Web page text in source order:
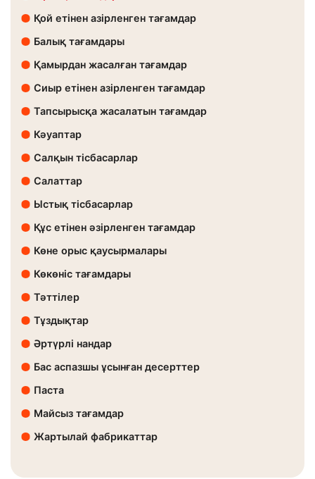
Қой етінен азірленген тағамдар
Балық тағамдары
Қамырдан жасалған тағамдар
Сиыр етінен азірленген тағамдар
Тапсырысқа жасалатын тағамдар
Кәуаптар
Салқын тісбасарлар
Салаттар
Ыстық тісбасарлар
Құс етінен әзірленген тағамдар
Көне орыс қаусырмалары
Көкөніс тағамдары
Тәттілер
Тұздықтар
Әртүрлі нандар
Бас аспазшы ұсынған десерттер
Паста
Майсыз тағамдар
Жартылай фабрикаттар